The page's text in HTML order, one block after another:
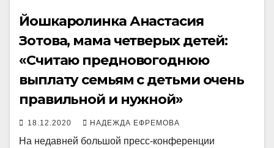
Йошкаролинка Анастасия
Зотова, мама четверых детей:
«Считаю предновогоднюю
выплату семьям с детьми очень
правильной и нужной»
18.12.2020 НАДЕЖДА ЕФРЕМОВА
На недавней большой пресс-конференции